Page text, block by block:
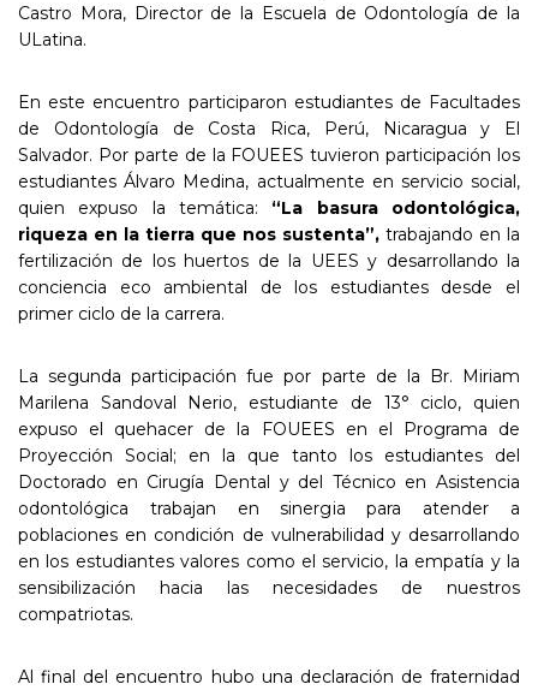
Castro Mora, Director de la Escuela de Odontología de la
ULatina.
En este encuentro participaron estudiantes de Facultades
de Odontología de Costa Rica, Perú, Nicaragua y El
Salvador. Por parte de la FOUEES tuvieron participación los
estudiantes Álvaro Medina, actualmente en servicio social,
quien expuso la temática: “La basura odontológica,
riqueza en la tierra que nos sustenta”, trabajando en la
fertilización de los huertos de la UEES y desarrollando la
conciencia eco ambiental de los estudiantes desde el
primer ciclo de la carrera.
La segunda participación fue por parte de la Br. Miriam
Marilena Sandoval Nerio, estudiante de 13° ciclo, quien
expuso el quehacer de la FOUEES en el Programa de
Proyección Social; en la que tanto los estudiantes del
Doctorado en Cirugía Dental y del Técnico en Asistencia
odontológica trabajan en sinergia para atender a
poblaciones en condición de vulnerabilidad y desarrollando
en los estudiantes valores como el servicio, la empatía y la
sensibilización hacia las necesidades de nuestros
compatriotas.
Al final del encuentro hubo una declaración de fraternidad